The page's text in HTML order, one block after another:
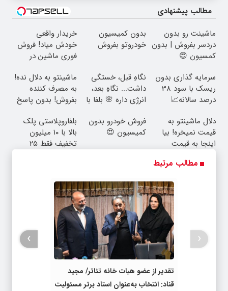
مطالب پیشنهادی
ماشینت رو بدون
دردسر بفروش | بدون
کمسیون 😍
بدون کمیسیون
خودروتو بفروش
خریدار واقعی
خودش میاد! فروش
فوری ماشین در
سرمایه گذاری بدون
ریسک با سود 38
درصد سالانه📈
نگاهِ قبل، خستگی
داشت... نگاهِ بعد،
انرژی داره 🌸 بلفا با
ماشینتو به دلال نده!
به مصرف کننده
بفروش! بدون پاسخ
دلال ماشینتو به
قیمت نمیخره! بیا
اینجا به قیمت
واقعی*
فروش خودرو بدون
کمیسیون 😍
بلفاروپلاستی پلک
بالا با ۱۰ میلیون
تخفیف فقط ۲۵
مطالب مرتبط
تقدیر از عضو هیات خانه تئاتر/ مجید
قناد: انتخاب به‌عنوان استاد برتر مسئولیت
‹
›